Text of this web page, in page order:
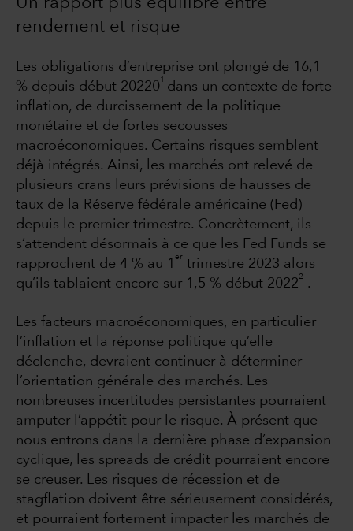
rendement et risque
Les obligations d’entreprise ont plongé de 16,1
% depuis début 20220
1
dans un contexte de forte
inflation, de durcissement de la politique
monétaire et de fortes secousses
macroéconomiques. Certains risques semblent
déjà intégrés. Ainsi, les marchés ont relevé de
plusieurs crans leurs prévisions de hausses de
taux de la Réserve fédérale américaine (Fed)
depuis le premier trimestre. Concrètement, ils
s’attendent désormais à ce que les Fed Funds se
rapprochent de 4 % au 1
er
trimestre 2023 alors
qu’ils tablaient encore sur 1,5 % début 2022
2
.
Les facteurs macroéconomiques, en particulier
l’inflation et la réponse politique qu’elle
déclenche, devraient continuer à déterminer
l’orientation générale des marchés. Les
nombreuses incertitudes persistantes pourraient
amputer l’appétit pour le risque. À présent que
nous entrons dans la dernière phase d’expansion
cyclique, les spreads de crédit pourraient encore
se creuser. Les risques de récession et de
stagflation doivent être sérieusement considérés,
et pourraient fortement impacter les marchés de